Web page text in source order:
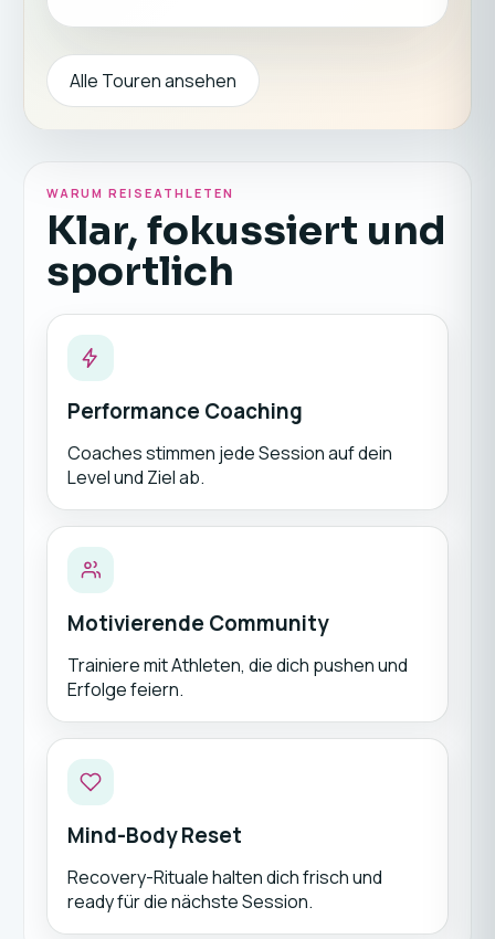
Alle Touren ansehen
WARUM REISEATHLETEN
Klar, fokussiert und
sportlich
Performance Coaching
Coaches stimmen jede Session auf dein
Level und Ziel ab.
Motivierende Community
Trainiere mit Athleten, die dich pushen und
Erfolge feiern.
Mind-Body Reset
Recovery-Rituale halten dich frisch und
ready für die nächste Session.